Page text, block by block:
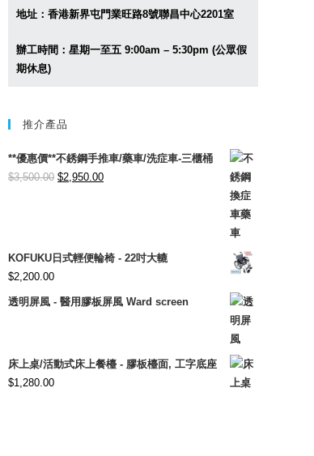
地址：香港新界屯門業旺路8號聯昌中心2201室
辦工時間：星期一至五 9:00am – 5:30pm (公眾假
期休息)
推介產品
**優惠價**不銹鋼手推車/藥車/洗症車-三櫃桶
$3,500.00 Original
$2,950.00Current
KOFUKU日式輕便輪椅 - 22吋大轆
$2,200.00
透明屏風 - 醫用膠板屏風 Ward screen
床上桌/活動式床上餐檯 - 膠板檯面, 工字底座
$1,280.00